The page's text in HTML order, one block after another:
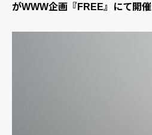
がWWW企画『FREE』にて開催